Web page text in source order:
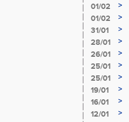
01/02
>
01/02
>
31/01 >
28/01
>
26/01 >
25/01
>
25/01
>
19/01 >
16/01 >
12/01
>